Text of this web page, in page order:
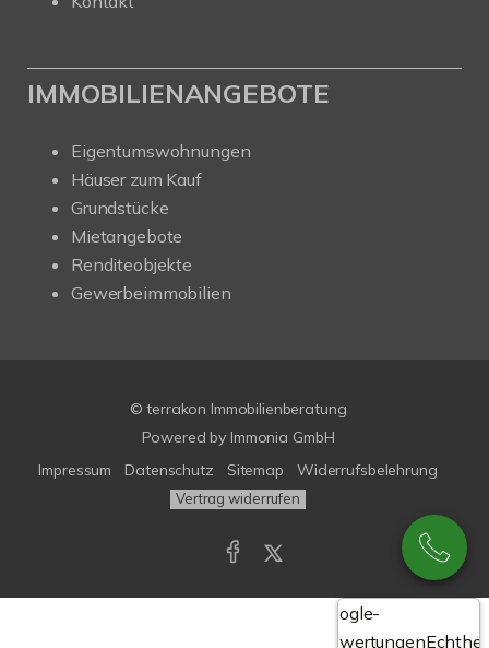
IMMOBILIENANGEBOTE
Eigentumswohnungen
Häuser zum Kauf
Grundstücke
Mietangebote
Renditeobjekte
Gewerbeimmobilien
© terrakon Immobilienberatung
Powered by Immonia GmbH
Impressum
Datenschutz Sitemap Widerrufsbelehrung
Vertrag widerrufen
Google-
Bewertungen